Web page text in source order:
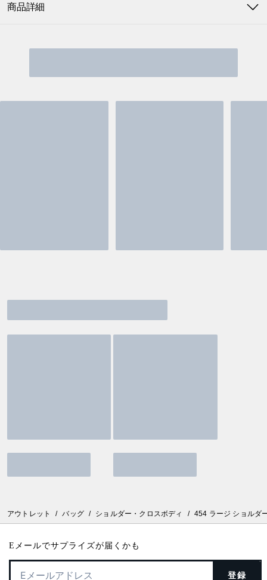
商品詳細
アウトレット / バッグ / ショルダー・クロスボディ / 454 ラージ ショルダ
Eメールでサプライズが届くかも
登録